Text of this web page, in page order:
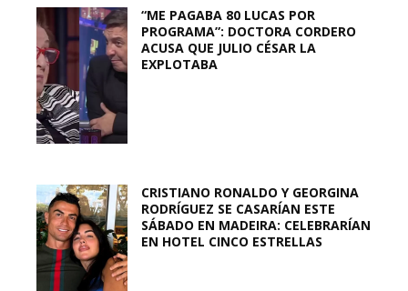
“ME PAGABA 80 LUCAS POR
PROGRAMA”: DOCTORA CORDERO
ACUSA QUE JULIO CÉSAR LA
EXPLOTABA
CRISTIANO RONALDO Y GEORGINA
RODRÍGUEZ SE CASARÍAN ESTE
SÁBADO EN MADEIRA: CELEBRARÍAN
EN HOTEL CINCO ESTRELLAS